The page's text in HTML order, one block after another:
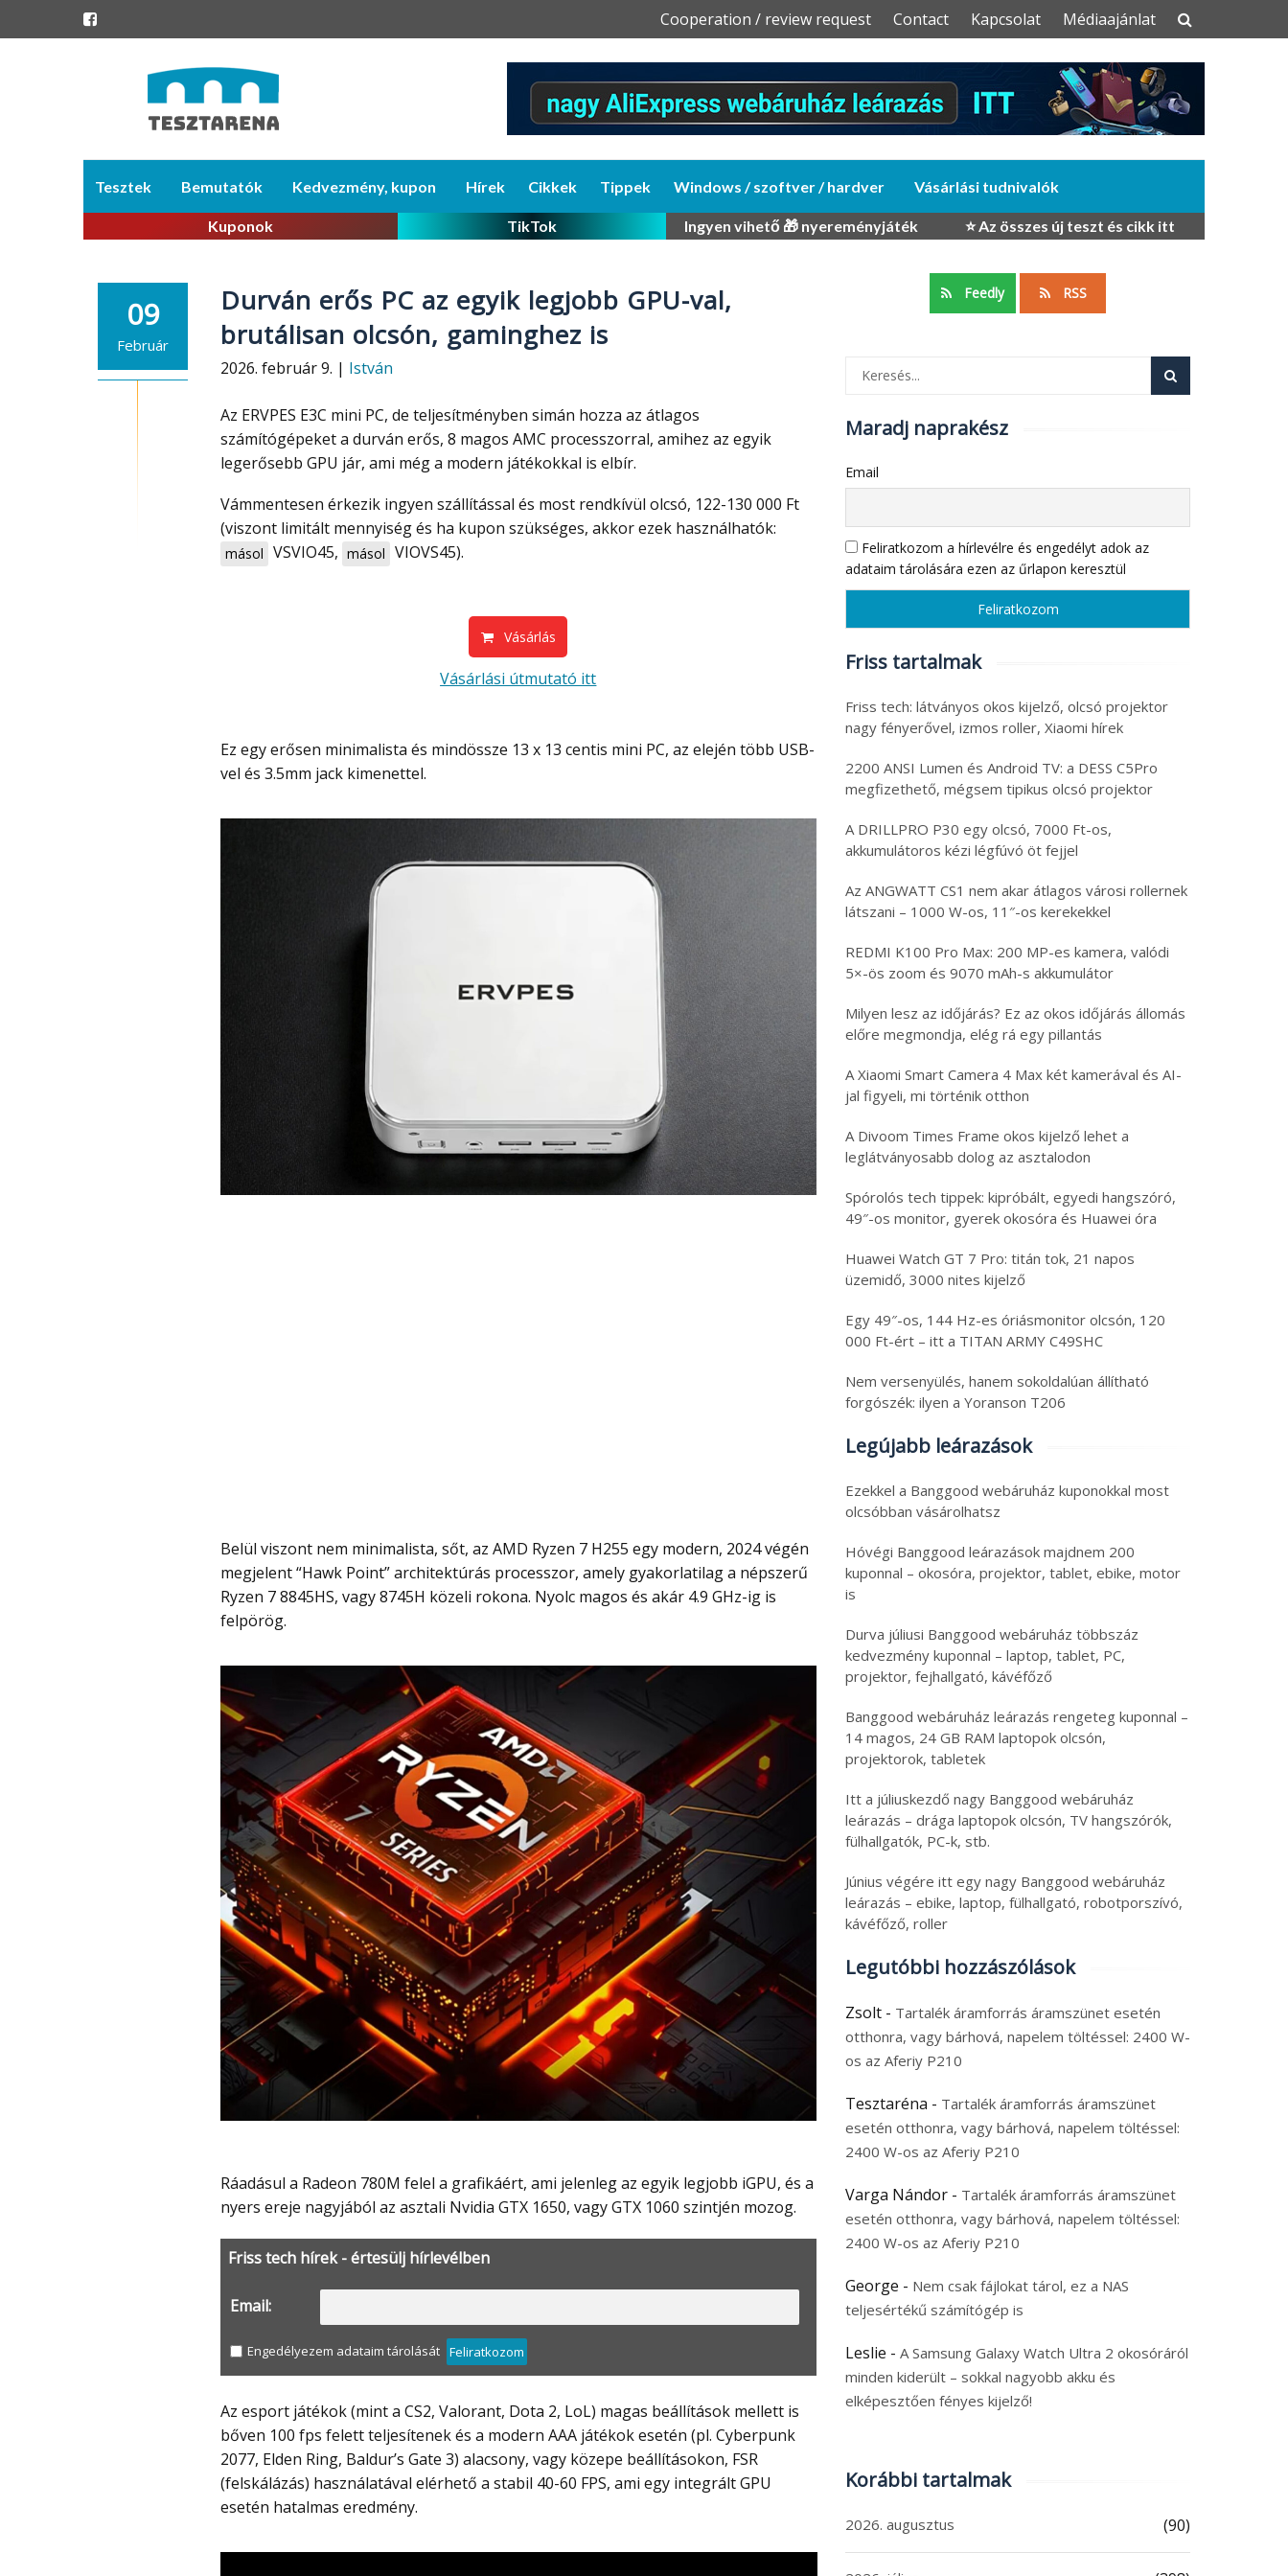
Skip
Cooperation / review request Contact Kapcsolat Médiaajánlat
content
Tesztek Bemutatók Kedvezmény, kupon Hírek Cikkek Tippek Windows / szoftver / hardver Vásárlási tudnivalók
Kuponok TikTok Ingyen vihető 🎁 nyereményjáték ⭐ Az összes új teszt és cikk itt
09
Február
Durván erős PC az egyik legjobb GPU-val,
brutálisan olcsón, gaminghez is
2026. február 9. | István
Az ERVPES E3C mini PC, de teljesítményben simán hozza az átlagos
számítógépeket a durván erős, 8 magos AMC processzorral, amihez az egyik
legerősebb GPU jár, ami még a modern játékokkal is elbír.
Vámmentesen érkezik ingyen szállítással és most rendkívül olcsó, 122-130 000 Ft
(viszont limitált mennyiség és ha kupon szükséges, akkor ezek használhatók:
másol VSVIO45, másol VIOVS45).
Vásárlás
Vásárlási útmutató itt
Ez egy erősen minimalista és mindössze 13 x 13 centis mini PC, az elején több USB-
vel és 3.5mm jack kimenettel.
Belül viszont nem minimalista, sőt, az AMD Ryzen 7 H255 egy modern, 2024 végén
megjelent “Hawk Point” architektúrás processzor, amely gyakorlatilag a népszerű
Ryzen 7 8845HS, vagy 8745H közeli rokona. Nyolc magos és akár 4.9 GHz-ig is
felpörög.
Ráadásul a Radeon 780M felel a grafikáért, ami jelenleg az egyik legjobb iGPU, és a
nyers ereje nagyjából az asztali Nvidia GTX 1650, vagy GTX 1060 szintjén mozog.
Friss tech hírek - értesülj hírlevélben
Email:
Engedélyezem adataim tárolását Feliratkozom
Az esport játékok (mint a CS2, Valorant, Dota 2, LoL) magas beállítások mellett is
bőven 100 fps felett teljesítenek és a modern AAA játékok esetén (pl. Cyberpunk
2077, Elden Ring, Baldur’s Gate 3) alacsony, vagy közepe beállításokon, FSR
(felskálázás) használatával elérhető a stabil 40-60 FPS, ami egy integrált GPU
esetén hatalmas eredmény.
Feedly RSS
Maradj naprakész
Email
Feliratkozom a hírlevélre és engedélyt adok az
adataim tárolására ezen az űrlapon keresztül
Friss tartalmak
Friss tech: látványos okos kijelző, olcsó projektor
nagy fényerővel, izmos roller, Xiaomi hírek
2200 ANSI Lumen és Android TV: a DESS C5Pro
megfizethető, mégsem tipikus olcsó projektor
A DRILLPRO P30 egy olcsó, 7000 Ft-os,
akkumulátoros kézi légfúvó öt fejjel
Az ANGWATT CS1 nem akar átlagos városi rollernek
látszani – 1000 W-os, 11″-os kerekekkel
REDMI K100 Pro Max: 200 MP-es kamera, valódi
5×-ös zoom és 9070 mAh-s akkumulátor
Milyen lesz az időjárás? Ez az okos időjárás állomás
előre megmondja, elég rá egy pillantás
A Xiaomi Smart Camera 4 Max két kamerával és AI-
jal figyeli, mi történik otthon
A Divoom Times Frame okos kijelző lehet a
leglátványosabb dolog az asztalodon
Spórolós tech tippek: kipróbált, egyedi hangszóró,
49″-os monitor, gyerek okosóra és Huawei óra
Huawei Watch GT 7 Pro: titán tok, 21 napos
üzemidő, 3000 nites kijelző
Egy 49″-os, 144 Hz-es óriásmonitor olcsón, 120
000 Ft-ért – itt a TITAN ARMY C49SHC
Nem versenyülés, hanem sokoldalúan állítható
forgószék: ilyen a Yoranson T206
Legújabb leárazások
Ezekkel a Banggood webáruház kuponokkal most
olcsóbban vásárolhatsz
Hóvégi Banggood leárazások majdnem 200
kuponnal – okosóra, projektor, tablet, ebike, motor
is
Durva júliusi Banggood webáruház többszáz
kedvezmény kuponnal – laptop, tablet, PC,
projektor, fejhallgató, kávéfőző
Banggood webáruház leárazás rengeteg kuponnal –
14 magos, 24 GB RAM laptopok olcsón,
projektorok, tabletek
Itt a júliuskezdő nagy Banggood webáruház
leárazás – drága laptopok olcsón, TV hangszórók,
fülhallgatók, PC-k, stb.
Június végére itt egy nagy Banggood webáruház
leárazás – ebike, laptop, fülhallgató, robotporszívó,
kávéfőző, roller
Legutóbbi hozzászólások
Zsolt - Tartalék áramforrás áramszünet esetén
otthonra, vagy bárhová, napelem töltéssel: 2400 W-
os az Aferiy P210
Tesztaréna - Tartalék áramforrás áramszünet
esetén otthonra, vagy bárhová, napelem töltéssel:
2400 W-os az Aferiy P210
Varga Nándor - Tartalék áramforrás áramszünet
esetén otthonra, vagy bárhová, napelem töltéssel:
2400 W-os az Aferiy P210
George - Nem csak fájlokat tárol, ez a NAS
teljesértékű számítógép is
Leslie - A Samsung Galaxy Watch Ultra 2 okosóráról
minden kiderült – sokkal nagyobb akku és
elképesztően fényes kijelző!
Korábbi tartalmak
2026. augusztus (90)